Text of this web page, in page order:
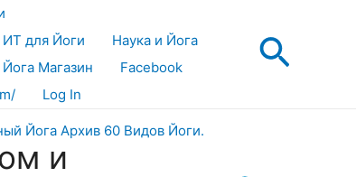
ИТ для Йоги
Наука и Йога
Йога Магазин
Facebook
Log In
и